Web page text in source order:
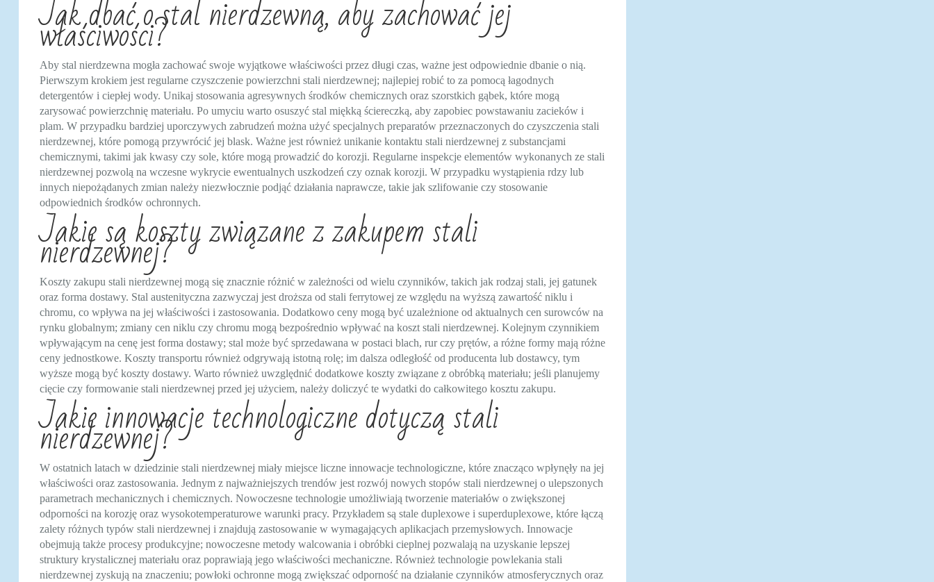
Jak dbać o stal nierdzewną, aby zachować jej
właściwości?
Aby stal nierdzewna mogła zachować swoje wyjątkowe właściwości przez długi czas, ważne jest odpowiednie dbanie o nią.
Pierwszym krokiem jest regularne czyszczenie powierzchni stali nierdzewnej; najlepiej robić to za pomocą łagodnych
detergentów i ciepłej wody. Unikaj stosowania agresywnych środków chemicznych oraz szorstkich gąbek, które mogą
zarysować powierzchnię materiału. Po umyciu warto osuszyć stal miękką ściereczką, aby zapobiec powstawaniu zacieków i
plam. W przypadku bardziej uporczywych zabrudzeń można użyć specjalnych preparatów przeznaczonych do czyszczenia stali
nierdzewnej, które pomogą przywrócić jej blask. Ważne jest również unikanie kontaktu stali nierdzewnej z substancjami
chemicznymi, takimi jak kwasy czy sole, które mogą prowadzić do korozji. Regularne inspekcje elementów wykonanych ze stali
nierdzewnej pozwolą na wczesne wykrycie ewentualnych uszkodzeń czy oznak korozji. W przypadku wystąpienia rdzy lub
innych niepożądanych zmian należy niezwłocznie podjąć działania naprawcze, takie jak szlifowanie czy stosowanie
odpowiednich środków ochronnych.
Jakie są koszty związane z zakupem stali
nierdzewnej?
Koszty zakupu stali nierdzewnej mogą się znacznie różnić w zależności od wielu czynników, takich jak rodzaj stali, jej gatunek
oraz forma dostawy. Stal austenityczna zazwyczaj jest droższa od stali ferrytowej ze względu na wyższą zawartość niklu i
chromu, co wpływa na jej właściwości i zastosowania. Dodatkowo ceny mogą być uzależnione od aktualnych cen surowców na
rynku globalnym; zmiany cen niklu czy chromu mogą bezpośrednio wpływać na koszt stali nierdzewnej. Kolejnym czynnikiem
wpływającym na cenę jest forma dostawy; stal może być sprzedawana w postaci blach, rur czy prętów, a różne formy mają różne
ceny jednostkowe. Koszty transportu również odgrywają istotną rolę; im dalsza odległość od producenta lub dostawcy, tym
wyższe mogą być koszty dostawy. Warto również uwzględnić dodatkowe koszty związane z obróbką materiału; jeśli planujemy
cięcie czy formowanie stali nierdzewnej przed jej użyciem, należy doliczyć te wydatki do całkowitego kosztu zakupu.
Jakie innowacje technologiczne dotyczą stali
nierdzewnej?
W ostatnich latach w dziedzinie stali nierdzewnej miały miejsce liczne innowacje technologiczne, które znacząco wpłynęły na jej
właściwości oraz zastosowania. Jednym z najważniejszych trendów jest rozwój nowych stopów stali nierdzewnej o ulepszonych
parametrach mechanicznych i chemicznych. Nowoczesne technologie umożliwiają tworzenie materiałów o zwiększonej
odporności na korozję oraz wysokotemperaturowe warunki pracy. Przykładem są stale duplexowe i superduplexowe, które łączą
zalety różnych typów stali nierdzewnej i znajdują zastosowanie w wymagających aplikacjach przemysłowych. Innowacje
obejmują także procesy produkcyjne; nowoczesne metody walcowania i obróbki cieplnej pozwalają na uzyskanie lepszej
struktury krystalicznej materiału oraz poprawiają jego właściwości mechaniczne. Również technologie powlekania stali
nierdzewnej zyskują na znaczeniu; powłoki ochronne mogą zwiększać odporność na działanie czynników atmosferycznych oraz